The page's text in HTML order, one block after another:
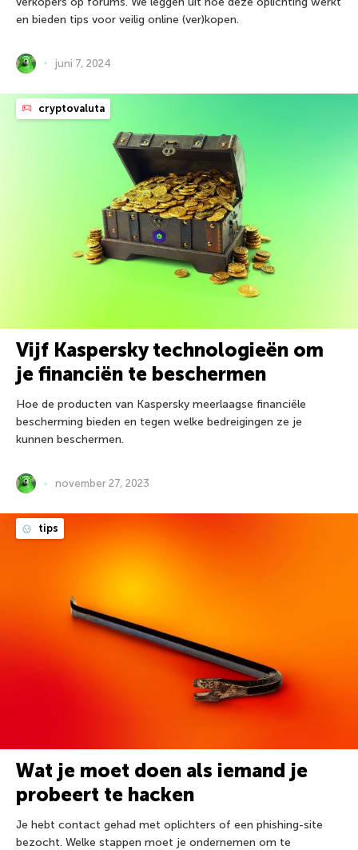
en bieden tips voor veilig online (ver)kopen.
juni 7, 2024
cryptovaluta
Vijf Kaspersky technologieën om
je financiën te beschermen
Hoe de producten van Kaspersky meerlaagse financiële
bescherming bieden en tegen welke bedreigingen ze je
kunnen beschermen.
november 27, 2023
tips
Wat je moet doen als iemand je
probeert te hacken
Je hebt contact gehad met oplichters of een phishing-site
bezocht. Welke stappen moet je ondernemen om te